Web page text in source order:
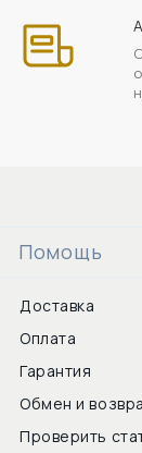
Помощь
Доставка
Оплата
Гарантия
Обмен и
Проверить